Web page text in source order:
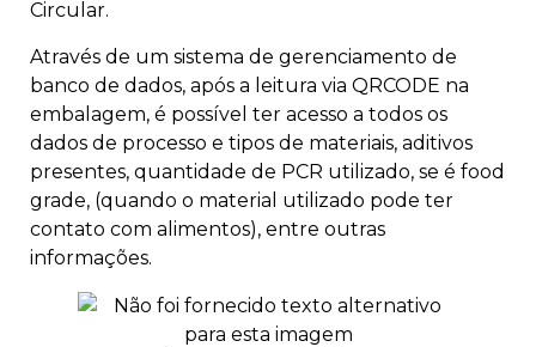
Circular.
Através de um sistema de gerenciamento de
banco de dados, após a leitura via QRCODE na
embalagem, é possível ter acesso a todos os
dados de processo e tipos de materiais, aditivos
presentes, quantidade de PCR utilizado, se é food
grade, (quando o material utilizado pode ter
contato com alimentos), entre outras
informações.